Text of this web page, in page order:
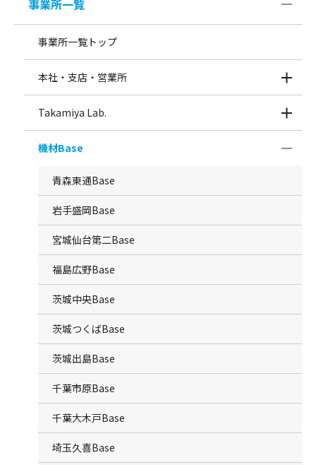
事業所一覧
事業所一覧トップ
本社・支店・営業所
Takamiya Lab.
機材Base
青森東通Base
岩手盛岡Base
宮城仙台第二Base
福島広野Base
茨城中央Base
茨城つくばBase
茨城出島Base
千葉市原Base
千葉大木戸Base
埼玉久喜Base